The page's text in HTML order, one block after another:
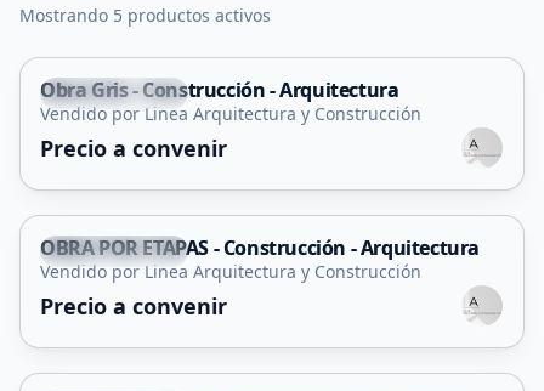
Mostrando 5 productos activos
Villa Mercedes
Servicio
Obra Gris - Construcción - Arquitectura
Vendido por Linea Arquitectura y Construcción
Precio a convenir
Villa Mercedes
Servicio
OBRA POR ETAPAS - Construcción - Arquitectura
Vendido por Linea Arquitectura y Construcción
Precio a convenir